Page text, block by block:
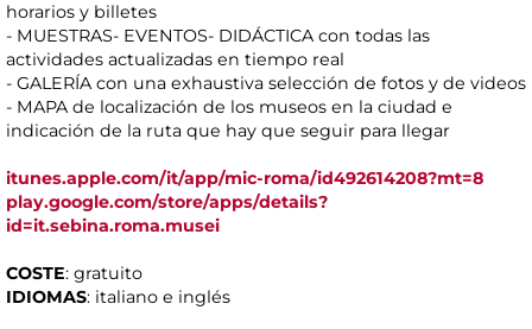
horarios y billetes
- MUESTRAS- EVENTOS- DIDÁCTICA con todas las
actividades actualizadas en tiempo real
- GALERÍA con una exhaustiva selección de fotos y de videos
- MAPA de localización de los museos en la ciudad e
indicación de la ruta que hay que seguir para llegar
itunes.apple.com/it/app/mic-roma/id492614208?mt=8
play.google.com/store/apps/details?
id=it.sebina.roma.musei
COSTE: gratuito
IDIOMAS: italiano e inglés